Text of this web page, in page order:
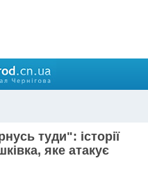
туди": історії
яке атакує